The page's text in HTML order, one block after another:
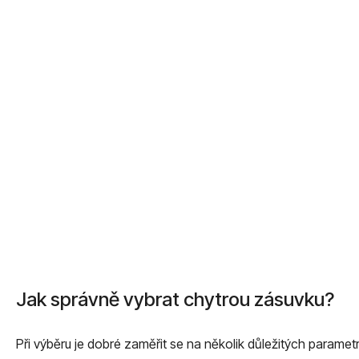
Jak správně vybrat chytrou zásuvku?
Při výběru je dobré zaměřit se na několik důležitých